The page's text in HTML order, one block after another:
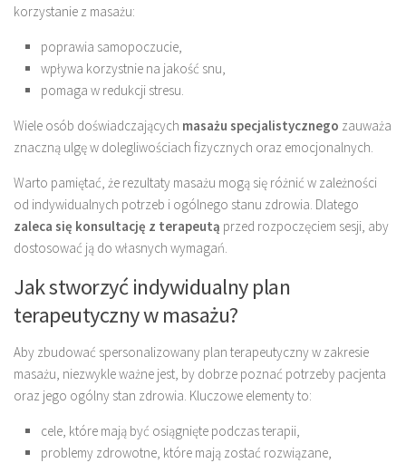
korzystanie z masażu:
poprawia samopoczucie,
wpływa korzystnie na jakość snu,
pomaga w redukcji stresu.
Wiele osób doświadczających masażu specjalistycznego zauważa
znaczną ulgę w dolegliwościach fizycznych oraz emocjonalnych.
Warto pamiętać, że rezultaty masażu mogą się różnić w zależności
od indywidualnych potrzeb i ogólnego stanu zdrowia. Dlatego
zaleca się konsultację z terapeutą przed rozpoczęciem sesji, aby
dostosować ją do własnych wymagań.
Jak stworzyć indywidualny plan
terapeutyczny w masażu?
Aby zbudować spersonalizowany plan terapeutyczny w zakresie
masażu, niezwykle ważne jest, by dobrze poznać potrzeby pacjenta
oraz jego ogólny stan zdrowia. Kluczowe elementy to:
cele, które mają być osiągnięte podczas terapii,
problemy zdrowotne, które mają zostać rozwiązane,